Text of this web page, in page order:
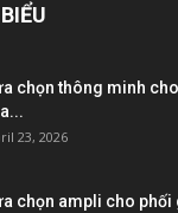
chọn thông minh
23, 2026
chọn ampli cho phối